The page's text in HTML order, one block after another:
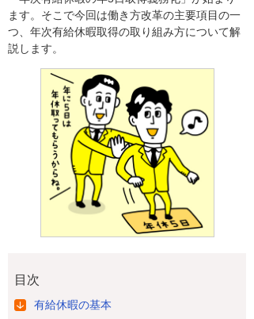
ます。そこで今回は働き方改革の主要項目の一
つ、年次有給休暇取得の取り組み方について解
説します。
目次
有給休暇の基本